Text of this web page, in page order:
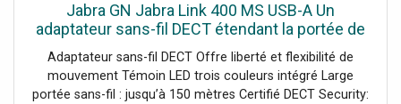
Jabra GN Jabra Link 400 MS USB-A Un
adaptateur sans-fil DECT étendant la portée de
vos casques Jabra Engage.
Adaptateur sans-fil DECT Offre liberté et flexibilité de
mouvement Témoin LED trois couleurs intégré Large
portée sans-fil : jusqu’à 150 mètres Certifié DECT Security: